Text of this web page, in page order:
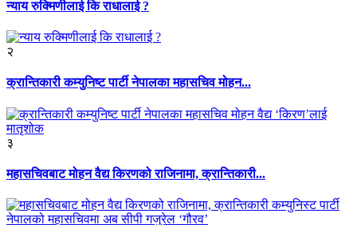
न्याय रुक्मिणीलाई कि राधालाई ?
२
क्रान्तिकारी कम्युनिष्ट पार्टी नेपालका महासचिव मोहन...
३
महासचिवबाट मोहन वैद्य किरणको राजिनामा, क्रान्तिकारी...